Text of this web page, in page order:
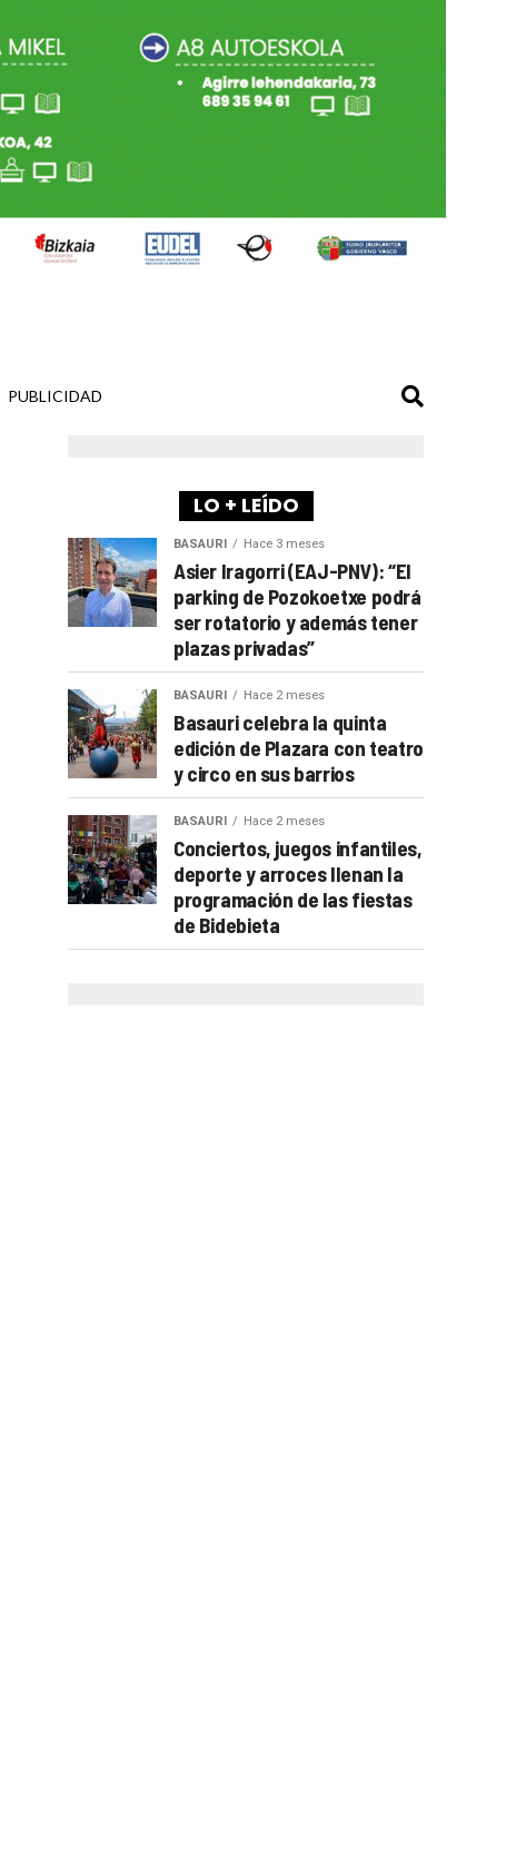
PUBLICIDAD
LO + LEÍDO
BASAURI Hace 3 meses
Asier Iragorri (EAJ-PNV): “El
parking de Pozokoetxe podrá
ser rotatorio y además tener
plazas privadas”
BASAURI Hace 2 meses
Basauri celebra la quinta
edición de Plazara con teatro
y circo en sus barrios
BASAURI Hace 2 meses
Conciertos, juegos infantiles,
deporte y arroces llenan la
programación de las fiestas
de Bidebieta